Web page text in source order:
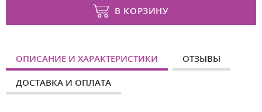
В КОРЗИНУ
ОПИСАНИЕ И ХАРАКТЕРИСТИКИ ОТЗЫВЫ
ДОСТАВКА И ОПЛАТА